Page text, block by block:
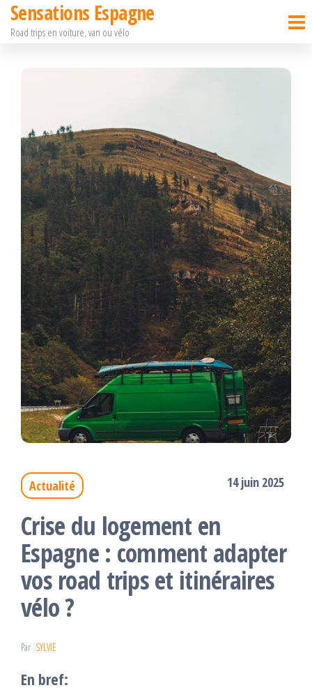
Passer
Sensations Espagne
Road trips en voiture, van ou vélo
Actualité 14 juin 2025
Crise du logement en
Espagne : comment adapter
vos road trips et itinéraires
vélo ?
Par SYLVIE
En bref: